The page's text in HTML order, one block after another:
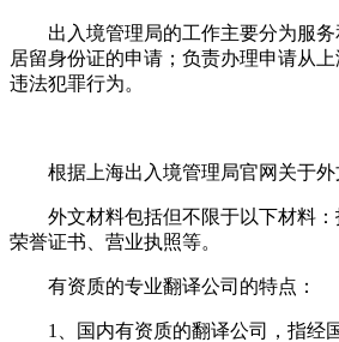
出入境管理局的工作主要分为服
居留身份证的申请；负责办理申请从
违法犯罪行为。
根据上海出入境管理局官网关于
外文材料包括但不限于以下材料
荣誉证书、营业执照等。
有资质的专业翻译公司的特点：
1、 国内有资质的翻译公司，指经